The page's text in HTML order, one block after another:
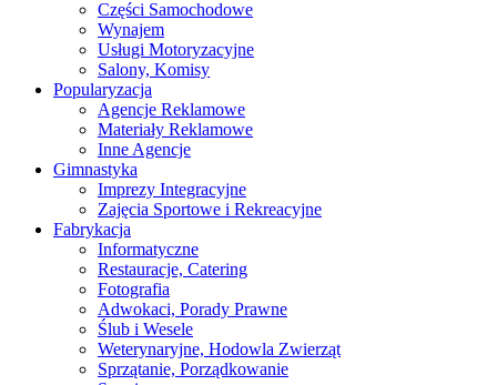
Części Samochodowe
Wynajem
Usługi Motoryzacyjne
Salony, Komisy
Popularyzacja
Agencje Reklamowe
Materiały Reklamowe
Inne Agencje
Gimnastyka
Imprezy Integracyjne
Zajęcia Sportowe i Rekreacyjne
Fabrykacja
Informatyczne
Restauracje, Catering
Fotografia
Adwokaci, Porady Prawne
Ślub i Wesele
Weterynaryjne, Hodowla Zwierząt
Sprzątanie, Porządkowanie